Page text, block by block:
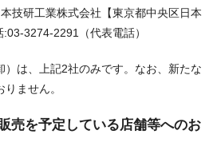
技研工業株式会社【東京都中央区日本
3274-2291（代表電話）
は、上記2社のみです。なお、新たな
ません。
売を予定している店舗等へのお